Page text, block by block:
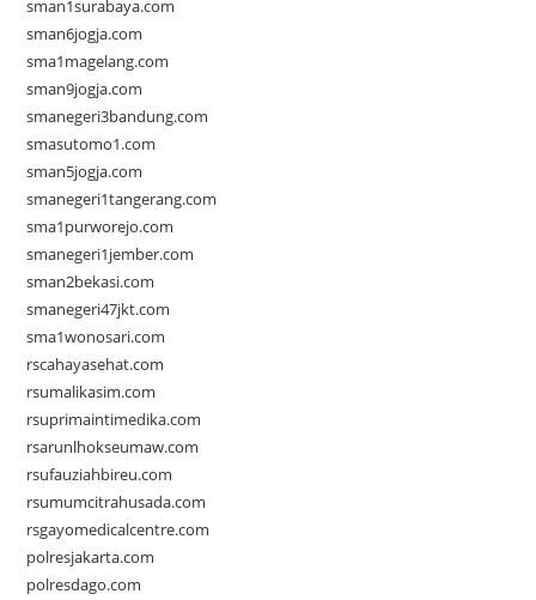
sman1surabaya.com
sman6jogja.com
sma1magelang.com
sman9jogja.com
smanegeri3bandung.com
smasutomo1.com
sman5jogja.com
smanegeri1tangerang.com
sma1purworejo.com
smanegeri1jember.com
sman2bekasi.com
smanegeri47jkt.com
sma1wonosari.com
rscahayasehat.com
rsumalikasim.com
rsuprimaintimedika.com
rsarunlhokseumaw.com
rsufauziahbireu.com
rsumumcitrahusada.com
rsgayomedicalcentre.com
polresjakarta.com
polresdago.com